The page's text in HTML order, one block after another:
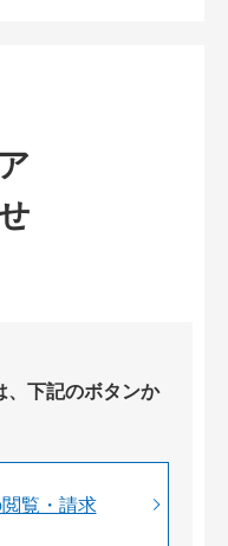
下記のボタンか
覧・請求